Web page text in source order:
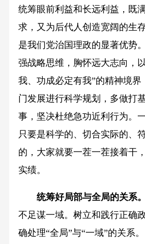
统筹眼前利益和长远利益，既
求，又为后代人创造宽阔的生
是我们党治国理政的显著优势
强战略思维，胸怀远大志向，
我、功成必定有我”的精神境界
门发展进行科学规划，多做打
事，坚决杜绝急功近利行为。
只要是科学的、切合实际的、
的，大家就要一茬一茬接着干
实绩。
统筹好局部与全局的关系。
不足谋一域。树立和践行正确
确处理“全局”与“一域”的关系。